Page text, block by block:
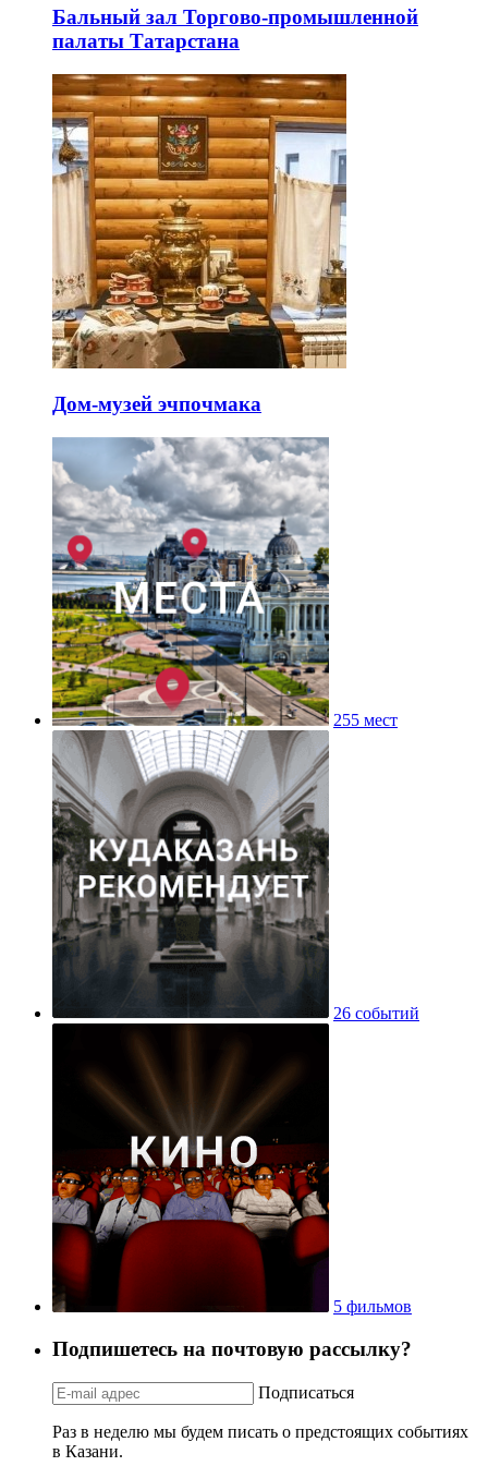
Бальный зал Торгово-промышленной
палаты Татарстана
Дом-музей эчпочмака
255 мест
26 событий
5 фильмов
Подпишетесь на почтовую рассылку?
Подписаться
Раз в неделю мы будем писать о предстоящих событиях
в Казани.